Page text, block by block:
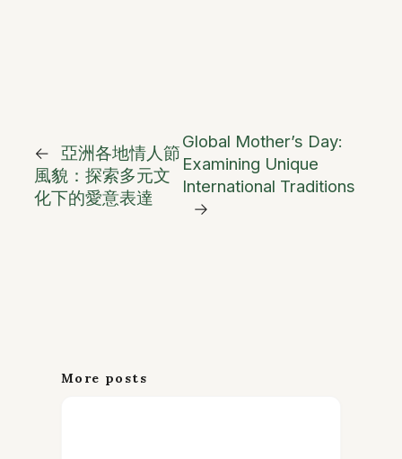
←
亞洲各地情人節
風貌：探索多元文
化下的愛意表達
Global Mother’s Day:
Examining Unique
International Traditions
→
More posts